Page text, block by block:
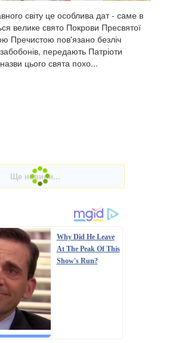
світу це особлива дат - саме в
велике свято Покрови Пресвятої
Пречистою пов'язано безліч
передають Патріоти
цього свята похо...
Why Did He Leave
At The Peak Of This
Show's Run?